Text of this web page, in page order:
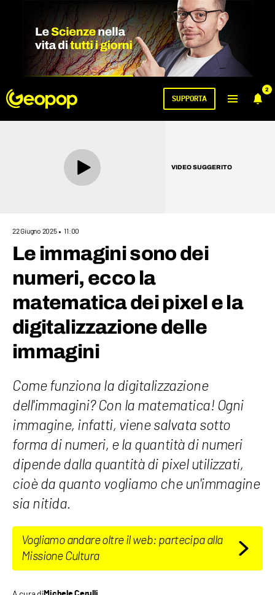
2
SUPPORTA
VIDEO SUGGERITO
22 Giugno 2025 11:00
Le immagini sono dei
numeri, ecco la
matematica dei pixel e la
digitalizzazione delle
immagini
Come funziona la digitalizzazione
dell'immagini? Con la matematica! Ogni
immagine, infatti, viene salvata sotto
forma di numeri, e la quantità di numeri
dipende dalla quantità di pixel utilizzati,
cioè da quanto vogliamo che un'immagine
sia nitida.
Vogliamo andare oltre il web: partecipa alla
Missione Cultura